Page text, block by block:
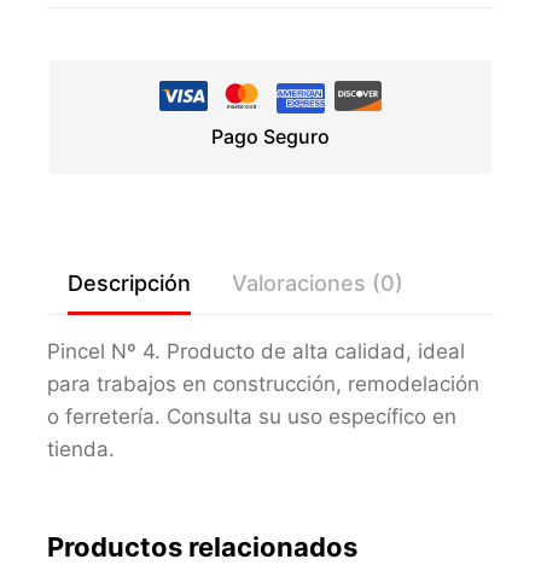
Pago Seguro
Descripción Valoraciones (0)
Pincel Nº 4. Producto de alta calidad, ideal
para trabajos en construcción, remodelación
o ferretería. Consulta su uso específico en
tienda.
Productos relacionados